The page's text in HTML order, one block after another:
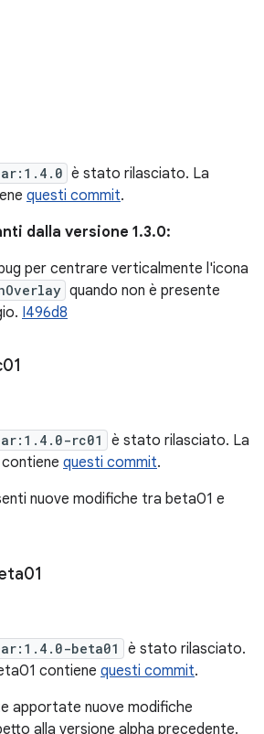
è stato rilasciato. La
questi commit.
dalla versione 1.3.0:
per centrare verticalmente l'icona
quando non è presente
I496d8
rc01
è stato rilasciato. La
questi commit.
nuove modifiche tra beta01 e
beta01
è stato rilasciato.
contiene questi commit.
apportate nuove modifiche
alla versione alpha precedente.